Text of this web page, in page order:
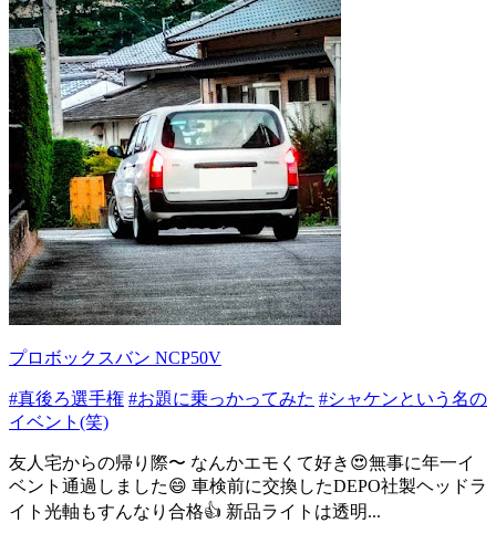
プロボックスバン NCP50V
#真後ろ選手権 #お題に乗っかってみた #シャケンという名の
イベント(笑)
友人宅からの帰り際〜 なんかエモくて好き😍無事に年一イ
ベント通過しました😄 車検前に交換したDEPO社製ヘッドラ
イト光軸もすんなり合格👍 新品ライトは透明...